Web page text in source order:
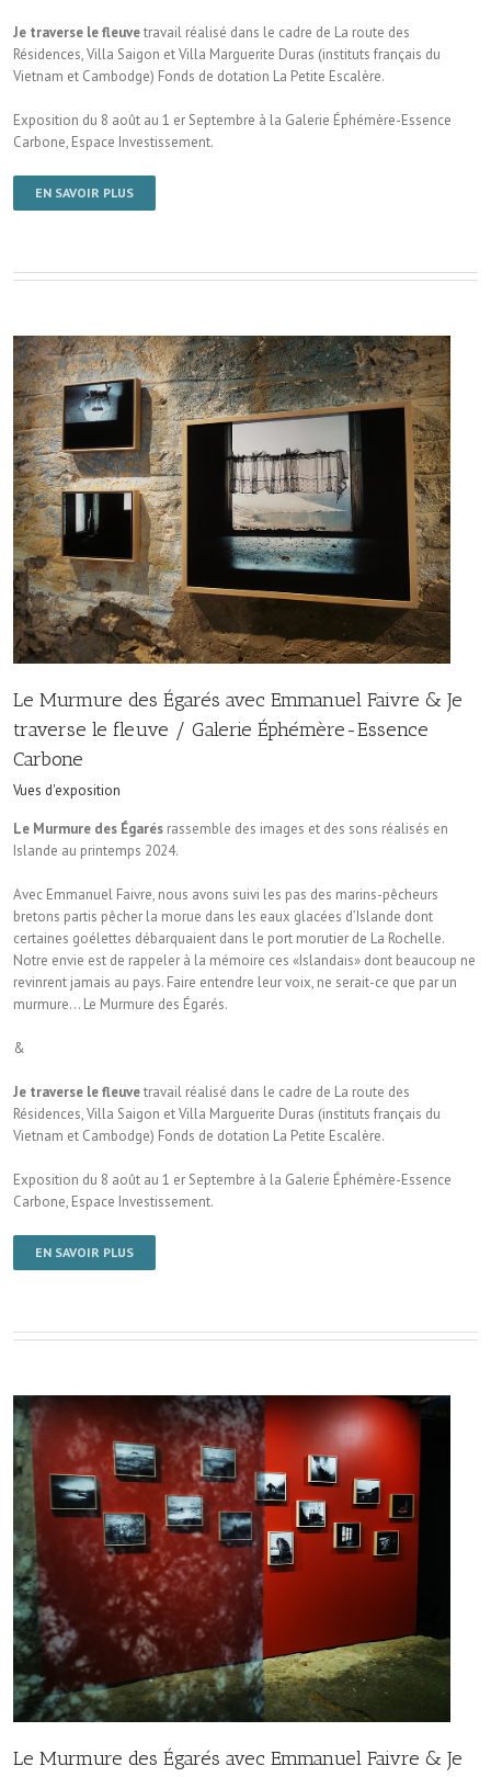
Je traverse le fleuvetravail réalisé dans le cadre de La route des
Résidences, Villa Saigon et Villa Marguerite Duras (instituts français du
Vietnam et Cambodge) Fonds de dotation La Petite Escalère.
Exposition du 8 août au 1 er Septembre à la Galerie Éphémère-Essence
Carbone, Espace Investissement.
EN SAVOIR PLUS
Le Murmure des Égarés avec Emmanuel Faivre & Je
traverse le fleuve / Galerie Éphémère-Essence
Carbone
Vues d'exposition
Le Murmure des Égarés rassemble des images et des sons réalisés en
Islande au printemps 2024.
Avec Emmanuel Faivre, nous avons suivi les pas des marins-pêcheurs
bretons partis pêcher la morue dans les eaux glacées d’Islande dont
certaines goélettes débarquaient dans le port morutier de La Rochelle.
Notre envie est de rappeler à la mémoire ces «Islandais» dont beaucoup ne
revinrent jamais au pays. Faire entendre leur voix, ne serait-ce que par un
murmure… Le Murmure des Égarés.
&
Je traverse le fleuvetravail réalisé dans le cadre de La route des
Résidences, Villa Saigon et Villa Marguerite Duras (instituts français du
Vietnam et Cambodge) Fonds de dotation La Petite Escalère.
Exposition du 8 août au 1 er Septembre à la Galerie Éphémère-Essence
Carbone, Espace Investissement.
EN SAVOIR PLUS
Le Murmure des Égarés avec Emmanuel Faivre & Je